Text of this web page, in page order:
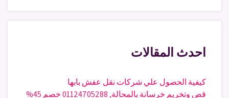
احدث المقالات
كيفية الحصول علي شركات نقل عفش بابها
قص وتخريم خرسانة بالمحالة, 01124705288 خصم 45%